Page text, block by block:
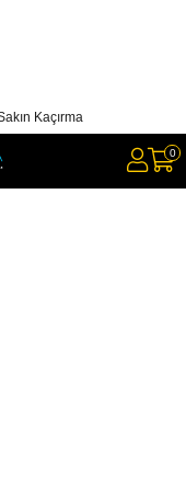
Kaçırma
0